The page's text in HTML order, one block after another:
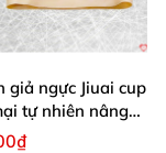
giả ngực Jiuai cup
tự nhiên nâng